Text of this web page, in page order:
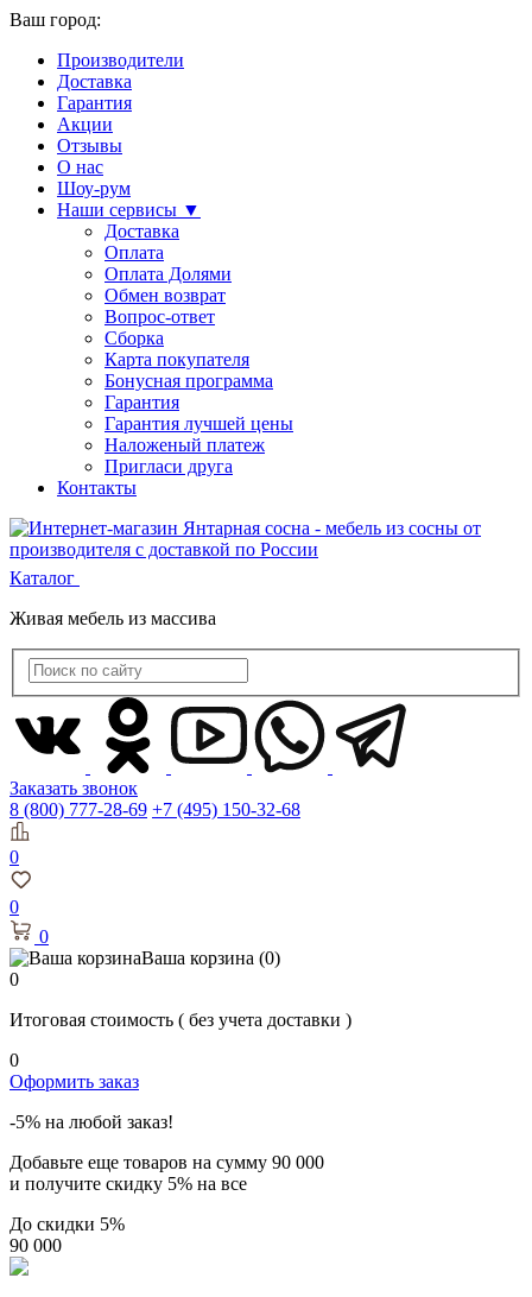
Ваш город:
Производители
Доставка
Гарантия
Акции
Отзывы
О нас
Шоу-рум
Наши сервисы ▼
Доставка
Оплата
Оплата Долями
Обмен возврат
Вопрос-ответ
Сборка
Карта покупателя
Бонусная программа
Гарантия
Гарантия лучшей цены
Наложеный платеж
Пригласи друга
Контакты
Каталог
Живая мебель из массива
Заказать звонок
8 (800) 777-28-69 +7 (495) 150-32-68
0
0
0
Ваша корзина (0)
0
Итоговая стоимость ( без учета доставки )
0
Оформить заказ
-5% на любой заказ!
Добавьте еще товаров на сумму 90 000
и получите скидку 5% на все
До скидки 5%
90 000